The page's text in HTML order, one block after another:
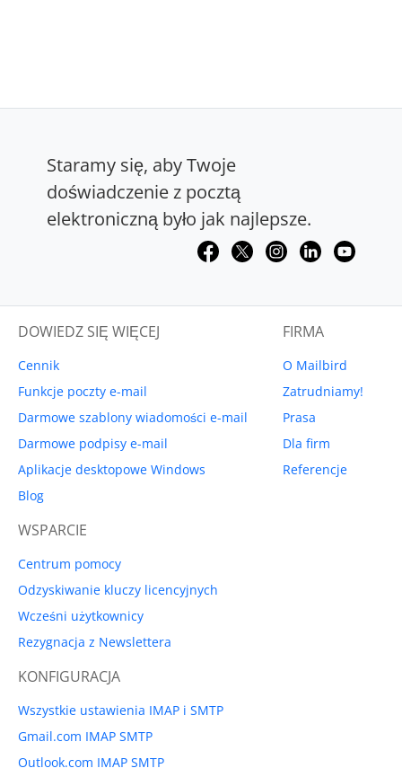
Staramy się, aby Twoje
doświadczenie z pocztą
elektroniczną było jak najlepsze.
DOWIEDZ SIĘ WIĘCEJ
Cennik
Funkcje poczty e-mail
Darmowe szablony wiadomości e-mail
Darmowe podpisy e-mail
Aplikacje desktopowe Windows
Blog
FIRMA
O Mailbird
Zatrudniamy!
Prasa
Dla firm
Referencje
WSPARCIE
Centrum pomocy
Odzyskiwanie kluczy licencyjnych
Wcześni użytkownicy
Rezygnacja z Newslettera
KONFIGURACJA
Wszystkie ustawienia IMAP i SMTP
Gmail.com IMAP SMTP
Outlook.com IMAP SMTP